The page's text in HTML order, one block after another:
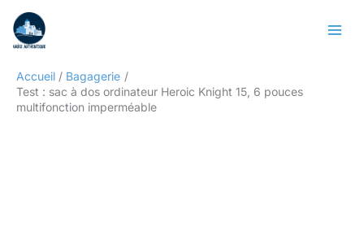
contenu
Accueil
Bagagerie
Test : sac à dos ordinateur Heroic Knight 15, 6 pouces
multifonction imperméable
Rechercher